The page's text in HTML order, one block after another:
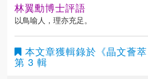
林翼勳博士評語
以鳥喻人，理亦充足。
本文章獲輯錄於 《晶文薈
第 3 輯